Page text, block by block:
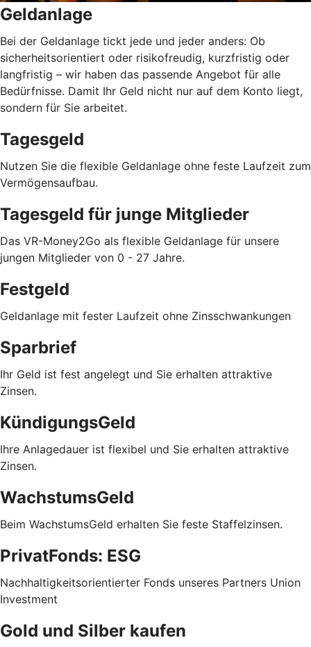
Geldanlage
Bei der Geldanlage tickt jede und jeder anders: Ob
sicherheitsorientiert oder risikofreudig, kurzfristig oder
langfristig – wir haben das passende Angebot für alle
Bedürfnisse. Damit Ihr Geld nicht nur auf dem Konto liegt,
sondern für Sie arbeitet.
Tagesgeld
Nutzen Sie die flexible Geldanlage ohne feste Laufzeit zum
Vermögensaufbau.
Tagesgeld für junge Mitglieder
Das VR-Money2Go als flexible Geldanlage für unsere
jungen Mitglieder von 0 - 27 Jahre.
Festgeld
Geldanlage mit fester Laufzeit ohne Zinsschwankungen
Sparbrief
Ihr Geld ist fest angelegt und Sie erhalten attraktive
Zinsen.
KündigungsGeld
Ihre Anlagedauer ist flexibel und Sie erhalten attraktive
Zinsen.
WachstumsGeld
Beim WachstumsGeld erhalten Sie feste Staffelzinsen.
PrivatFonds: ESG
Nachhaltigkeitsorientierter Fonds unseres Partners Union
Investment
Gold und Silber kaufen